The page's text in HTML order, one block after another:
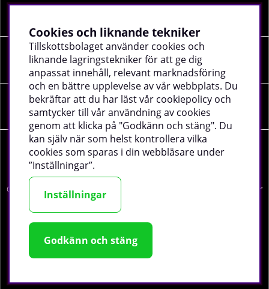
SOCIALA MEDIER
FÖRETAGSUPPGIFTER
© 2026 tillskottsbolaget.se. Vi använder cookies -
läs mer
Cookies och liknande tekniker
Tillskottsbolaget använder cookies och
liknande lagringstekniker för att ge dig
anpassat innehåll, relevant marknadsföring
och en bättre upplevelse av vår webbplats. Du
bekräftar att du har läst vår cookiepolicy och
samtycker till vår användning av cookies
genom att klicka på "Godkänn och stäng". Du
kan själv när som helst kontrollera vilka
cookies som sparas i din webbläsare under
”Inställningar”.
Inställningar
Godkänn och stäng